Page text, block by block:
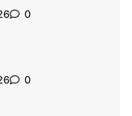
0
0